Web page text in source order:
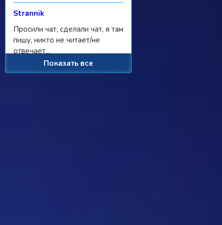
Strannik
Просили чат, сделали чат, я там
пишу, никто не читает/не
отвечает...
11:55 31/07/2026
Ребус 1184Показать все